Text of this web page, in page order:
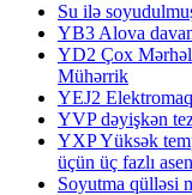
Su ilə
YB3 Alova
YD2 Çox
Mühərrik
YEJ2
YVP dəyişkən
YXP Yüksək
üçün üç fazlı
Soyutma qülləsi